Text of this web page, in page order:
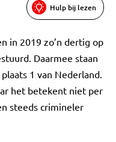
Hulp bij lezen
in 2019 zo’n dertig op
Daarmee staan
1 van Nederland.
het betekent niet per
steeds crimineler